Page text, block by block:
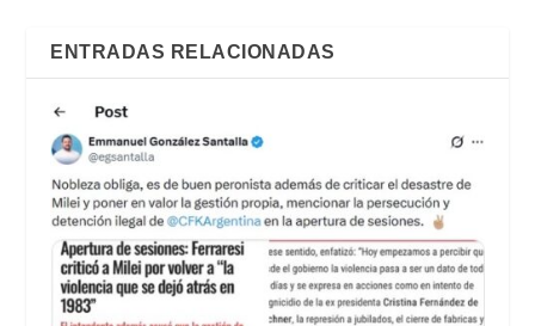
ENTRADAS RELACIONADAS